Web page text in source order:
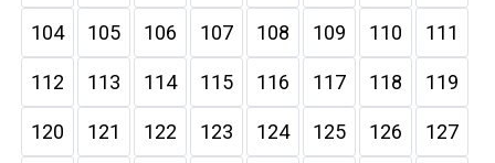
104 105 106 107 108 109 110 111
112 113 114 115 116 117 118 119
120 121 122 123 124 125 126 127